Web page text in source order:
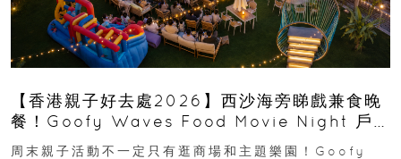
【香港親子好去處2026】西沙海旁睇戲兼食晚
餐！Goofy Waves Food Movie Night 戶
外影院逢週末登場
周末親子活動不一定只有逛商場和主題樂園！Goofy